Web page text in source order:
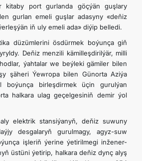
kitaby port gurlanda göçýän guşlary
gurlan emeli guşlar adasyny «deňiz
iň uly emeli ada» diýip belledi.
düzümlerini ösdürmek boýunça giň
Deňiz menzili kämilleşdirilýär, milli
ýahtalar we beýleki gämiler bilen
şäheri Ýewropa bilen Günorta Aziýa
boýunça birleşdirmek üçin gurulýan
halkara ulag geçelgesiniň demir ýol
elektrik stansiýanyň, deňiz suwuny
desgalaryň gurulmagy, agyz-suw
işleriň ýerine ýetirilmegi inžener-
üstüni ýetirip, halkara deňiz dynç alyş